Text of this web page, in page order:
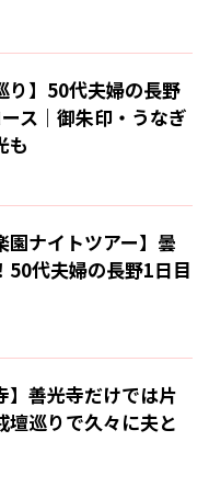
り】50代夫婦の長野
ス｜御朱印・うなぎ
も
園ナイトツアー】曇
50代夫婦の長野1日目
】善光寺だけでは片
壇巡りで久々に夫と